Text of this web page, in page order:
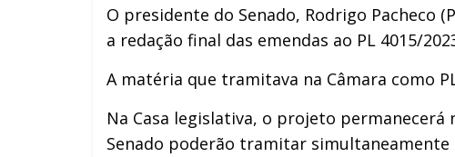
O presidente do Senado, Rodrigo Pacheco
a redação final das emendas ao PL 4015/
A matéria que tramitava na Câmara como
Na Casa legislativa, o projeto
Senado poderão tramitar simultaneamente